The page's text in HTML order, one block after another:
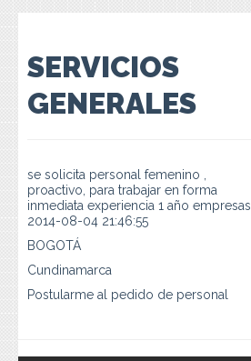
Empresas
Contacto
SERVICIOS
GENERALES
se solicita personal femenino ,
proactivo, para trabajar en forma
inmediata experiencia 1 año empresas
2014-08-04 21:46:55
BOGOTÁ
Cundinamarca
Postularme al pedido de personal